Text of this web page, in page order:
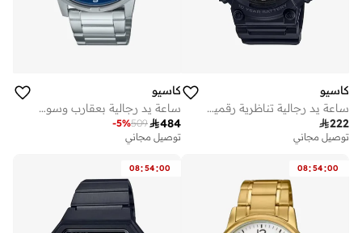
كاسيو
ساعة يد رجالية تناظرية رقمية من الراتنج -- - . مم
222
توصيل مجاني
كاسيو
ساعة يد رجالية بعقارب وسوار فضي من الستانلس ستيل
484
509
-5%
توصيل مجاني
08:54:00
08:54:00